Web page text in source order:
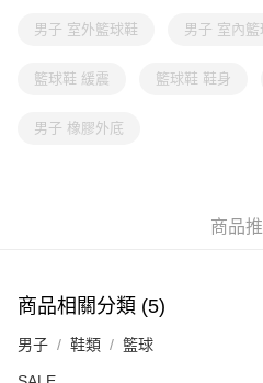
男子 室外籃球鞋 男子 室內籃
籃球鞋 緩震 籃球鞋 鞋身
男子 橡膠外底
商品
商品相關分類 (5)
男子 鞋類 籃球